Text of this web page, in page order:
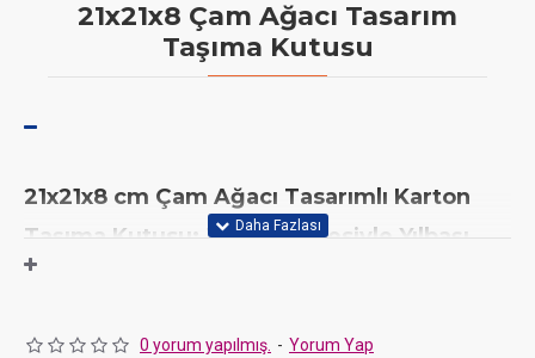
21x21x8 Çam Ağacı Tasarım
Taşıma Kutusu
21x21x8 cm Çam Ağacı Tasarımlı Karton
Taşıma Kutusu: JaNef Kalitesiyle Yılbaşı
Temalı Şık Sunum-Demonte
pencereli 21x21x8 cm karton taşıma kutusuyla
0 yorum yapılmış. - Yorum Yap